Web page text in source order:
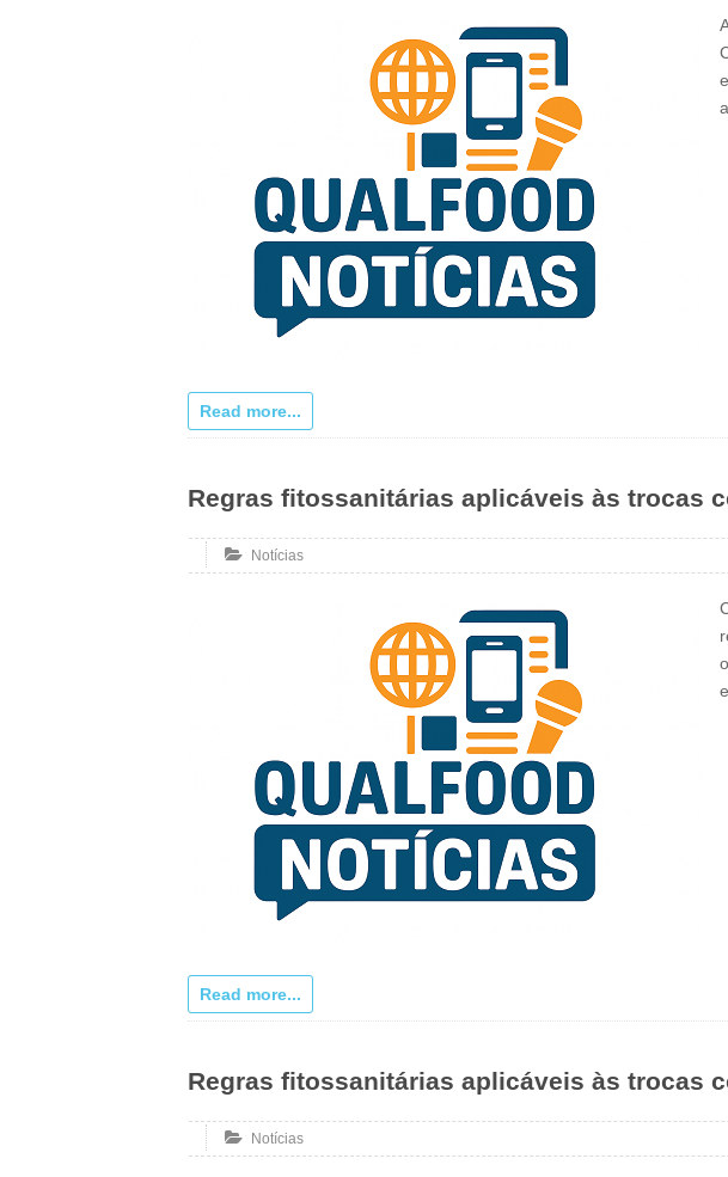
Read more...
Regras fitossanitárias aplicáveis às trocas
Notícias
Read more...
Regras fitossanitárias aplicáveis às trocas
Notícias